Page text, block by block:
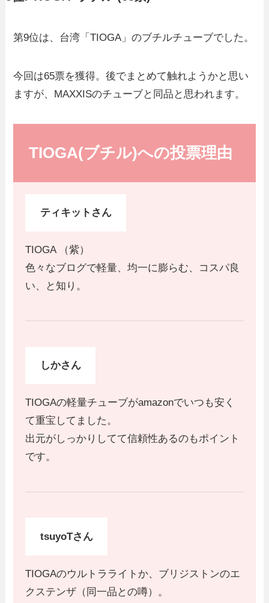
第9位は、台湾「TIOGA」のブチルチューブでした。
今回は65票を獲得。後でまとめて触れようかと思い
ますが、MAXXISのチューブと同品と思われます。
TIOGA(ブチル)への投票理由
ティキットさん
TIOGA （紫）
色々なブログで軽量、均一に膨らむ、コスパ良
い、と知り。
しかさん
TIOGAの軽量チューブがamazonでいつも安く
て重宝してました。
出元がしっかりしてて信頼性あるのもポイント
です。
tsuyoTさん
TIOGAのウルトラライトか、ブリジストンのエ
クステンザ（同一品との噂）。